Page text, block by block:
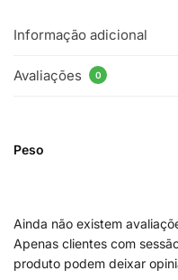
Informação adicional
Avaliações 0
Peso
Ainda não existem
Apenas clientes com
produto podem deixar